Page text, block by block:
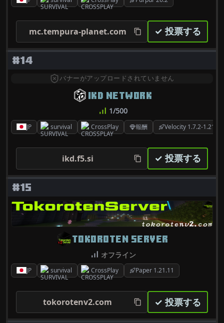
mc.tempura-planet.com ✓ 投票する
#14
バナーがアップロードされていません
JP survival CrossPlay 報酬 Velocity 1.7.2-1.21.11
IKD NETWORK
1/500
ikd.f5.si ✓ 投票する
#15
JP survival CrossPlay Paper 1.21.11
TOKOROTEN SERVER
オフライン
tokorotenv2.com ✓ 投票する